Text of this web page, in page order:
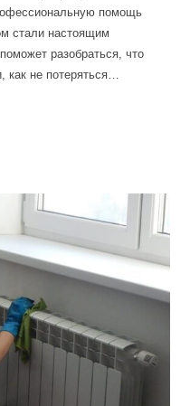
помощь
стали настоящим
разобраться, что
как не потеряться…